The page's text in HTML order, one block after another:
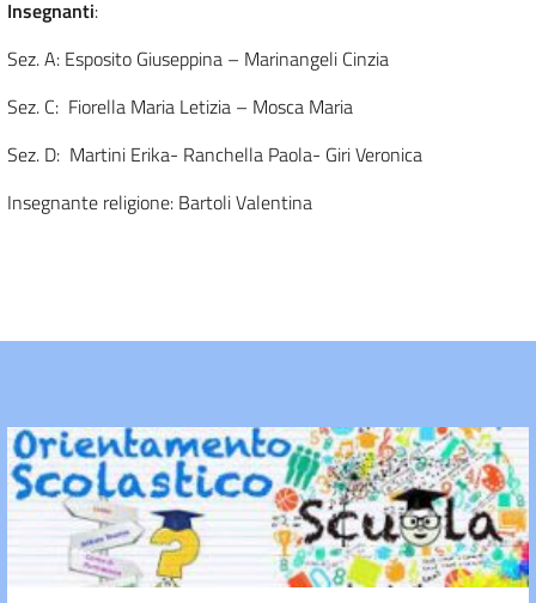
Insegnanti:
Sez. A: Esposito Giuseppina – Marinangeli Cinzia
Sez. C: Fiorella Maria Letizia – Mosca Maria
Sez. D: Martini Erika- Ranchella Paola- Giri Veronica
Insegnante religione: Bartoli Valentina